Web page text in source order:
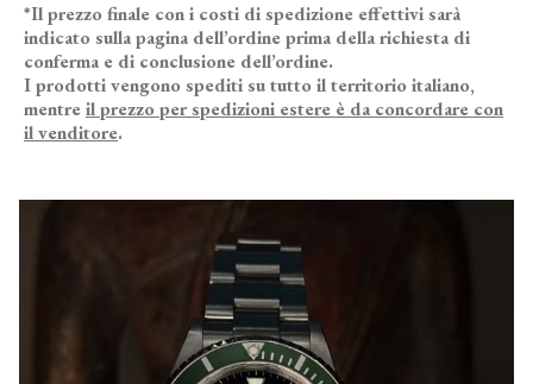
*Il prezzo finale con i costi di spedizione effettivi sarà
indicato sulla pagina dell’ordine prima della richiesta di
conferma e di conclusione dell’ordine.
I prodotti vengono spediti su tutto il territorio italiano,
mentre il prezzo per spedizioni estere è da concordare con
il venditore.